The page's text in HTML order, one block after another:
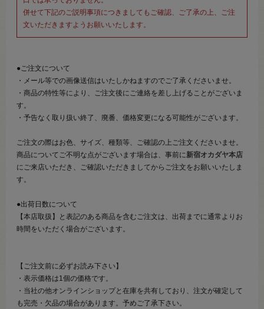
併せて下記のご説明事項につきましてもご確認、ご了承の上、ご注
文いただきますようお願いいたします。
●ご注文について
・メール等での画像送信はいたしかねますのでご了承くださいませ。
・商品の特性等により、ご注文後にご連絡を差し上げることがございま
す。
・予告なく取り扱い終了、廃番、価格変更になる可能性がございます。
ご注文の際はお色、サイズ、種類等、ご確認の上ご注文くださいませ。
商品についてご不明な点がございます場合は、事前に新宿オカダヤ本店
にご来店いただき、ご確認いただきましてからご注文をお願いいたしま
す。
●出荷日数について
【本店取扱】と表記のある商品を含むご注文は、出荷までに通常よりお
時間をいただく場合がございます。
【ご注文前に必ずお読み下さい】
・表示価格は1個の価格です。
・当社の他オンラインショップと在庫を共有しており、注文が確定して
も完売・欠品の場合があります。予めご了承下さい。